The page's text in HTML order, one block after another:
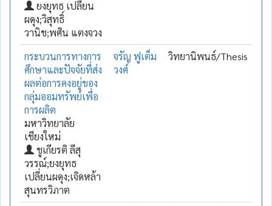
ยงยุทธ เปลี่ยน
ผดุง;วิสุทธิ์
วานิช;พศิน แตงจวง
กระบวนการทางการ
ศึกษาและปัจจัยที่ส่ง
ผลต่อการคงอยู่ของ
กลุ่มออมทรัพย์เพื่อ
การผลิต
มหาวิทยาลัย
เชียงใหม่
ชูเกียรติ ลีสุ
วรรณ์;ยงยุทธ
เปลี่ยนผดุง;เจิดหล้า
สุนทรวิภาต
จรัญ ฟูเต็ม
วงศ์
วิทยานิพนธ์/Thesis